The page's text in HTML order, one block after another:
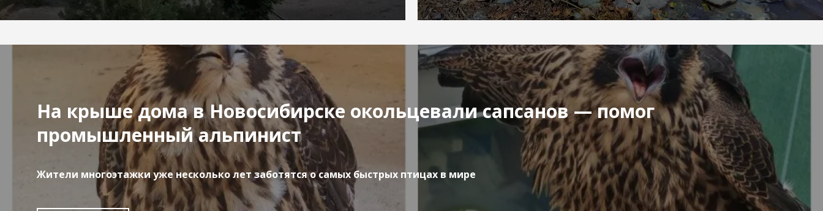
На крыше дома в Новосибирске окольцевали сапсанов — помог
промышленный альпинист
Жители многоэтажки уже несколько лет заботятся о самых быстрых птицах в мире